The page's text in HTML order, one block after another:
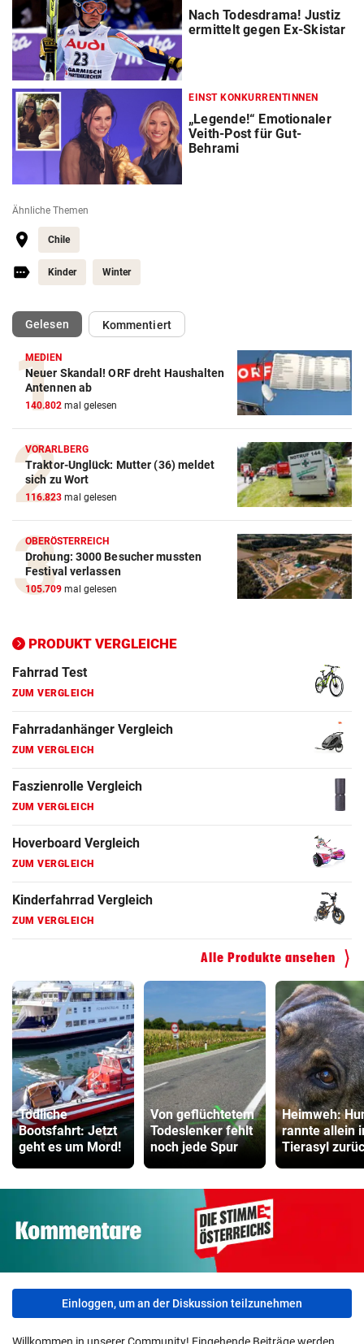
Nach Todesdrama! Justiz
ermittelt gegen Ex-Skistar
EINST KONKURRENTINNEN
„Legende!“ Emotionaler
Veith-Post für Gut-
Behrami
Ähnliche Themen
Chile
Kinder Winter
Gelesen(ausgewählt)Kommentiert
MEDIEN
Neuer Skandal! ORF dreht Haushalten
Antennen ab
140.802 mal gelesen
VORARLBERG
Traktor-Unglück: Mutter (36) meldet
sich zu Wort
116.823 mal gelesen
OBERÖSTERREICH
Drohung: 3000 Besucher mussten
Festival verlassen
105.709 mal gelesen
PRODUKT VERGLEICHE
Action-Cam Vergleich
ZUM VERGLEICH
Crosstrainer Vergleich
ZUM VERGLEICH
E-Bike Vergleich
ZUM VERGLEICH
Elektro-Scooter Vergleich
ZUM VERGLEICH
ZUM VERGLEICH
Fahrrad Test
ZUM VERGLEICH
Fahrradanhänger Vergleich
ZUM VERGLEICH
Faszienrolle Vergleich
ZUM VERGLEICH
Hoverboard Vergleich
ZUM VERGLEICH
Kinderfahrrad Vergleich
ZUM VERGLEICH
Alle Produkte ansehen
Tödliche
Bootsfahrt: Jetzt
geht es um Mord!
Von geflüchtetem
Todeslenker fehlt
noch jede Spur
Heimweh:
rannte allein
Tierasyl
Einloggen, um an der Diskussion teilzunehmen